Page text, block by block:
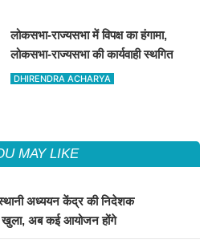
लोकसभा-राज्यसभा में विपक्ष का हंगामा,
लोकसभा-राज्यसभा की कार्यवाही स्थगित
DHIRENDRA ACHARYA
MAY LIKE
अध्ययन केंद्र की निदेशक
खुला, अब कई आयोजन होंगे